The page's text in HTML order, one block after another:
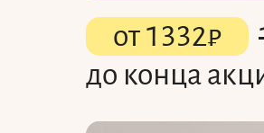
от1332₽
до конца